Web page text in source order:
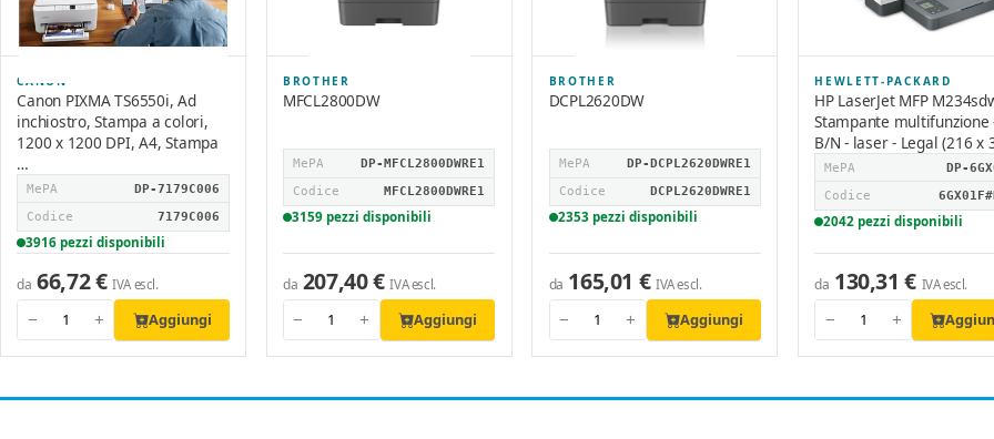
CANON
Canon PIXMA TS6550i, Ad
inchiostro, Stampa a colori,
1200 x 1200 DPI, A4, Stampa
…
MePA
DP-7179C006
Codice
7179C006
3916 pezzi disponibili
da 66,72 €IVA escl.
− + Aggiungi
BROTHER
MFCL2800DW
MePA
DP-MFCL2800DWRE1
Codice
MFCL2800DWRE1
3159 pezzi disponibili
da 207,40 €IVA escl.
− + Aggiungi
BROTHER
DCPL2620DW
MePA
DP-DCPL2620DWRE1
Codice
DCPL2620DWRE1
2353 pezzi disponibili
da 165,01 € IVA escl.
− + Aggiungi
HEWLETT-PACKARD
HP LaserJet MFP
Stampante multifunzione
B/N - laser - Legal (216 x
MePA
DP-
Codice
2042 pezzi disponibili
da 130,31 € IVA escl.
− +